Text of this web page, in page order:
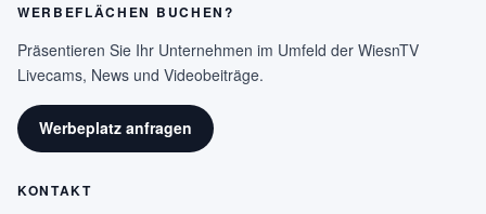
WERBEFLÄCHEN BUCHEN?
Präsentieren Sie Ihr Unternehmen im Umfeld der WiesnTV
Livecams, News und Videobeiträge.
Werbeplatz anfragen
KONTAKT